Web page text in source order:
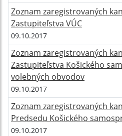
Zoznam zaregistrovaných
Zastupiteľstva VÚC
09.10.2017
Zoznam zaregistrovaných
Zastupiteľstva Košického
volebných obvodov
09.10.2017
Zoznam zaregistrovaných
Predsedu Košického
09.10.2017